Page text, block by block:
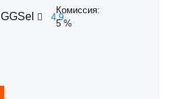
GGSel 4.9
Комиссия:
5 %